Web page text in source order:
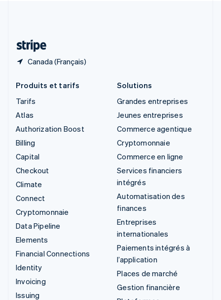
Canada (Français)
Produits et tarifs
Tarifs
Atlas
Authorization Boost
Billing
Capital
Checkout
Climate
Connect
Cryptomonnaie
Data Pipeline
Elements
Financial Connections
Identity
Invoicing
Issuing
Solutions
Grandes entreprises
Jeunes entreprises
Commerce agentique
Cryptomonnaie
Commerce en ligne
Services financiers
intégrés
Automatisation des
finances
Entreprises
internationales
Paiements intégrés à
l’application
Places de marché
Gestion financière